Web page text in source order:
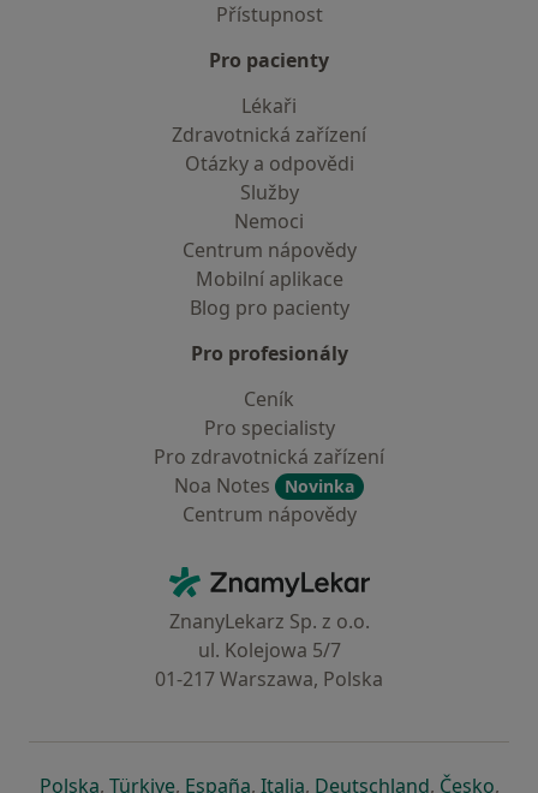
Přístupnost
Pro pacienty
Lékaři
Zdravotnická zařízení
Otázky a odpovědi
Služby
Nemoci
Centrum nápovědy
Mobilní aplikace
Blog pro pacienty
Pro profesionály
Ceník
Pro specialisty
Pro zdravotnická zařízení
Noa Notes
Novinka
Centrum nápovědy
ZnamyLekar - Hlavní stránka
ZnanyLekarz Sp. z o.o.
ul. Kolejowa 5/7
01-217 Warszawa, Polska
Polskase otevře v nové záložce
, Türkiyese otevře v nové záložce
, Españase otevře v nové záložce
, Italiase otevře v nové záložce
, Deutschlandse otevře v
, Českose
,